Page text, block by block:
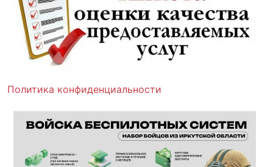
Политика конфиденциальности